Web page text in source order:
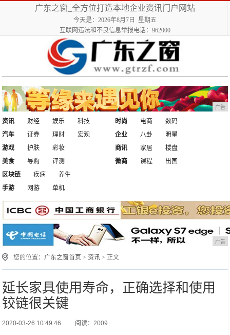
广东之窗_全方位打造本地企业资讯门户网站
今天是：2026年8月7日 星期五
互联网违法和不良信息举报电话：962000
广告
资讯 财经 娱乐
科技
汽车
证券 理财 宏观
时尚 电商
数码
企业
八卦
明星
游戏
护肤
彩妆
美食
导购 评测
商讯 家居
楼盘
微商
课程
出国
区块链
疾病
养生
手游
网游 单机
广告
您的位置： 广东之窗首页 >资讯 > 正文
延长家具使用寿命，正确选择和使用
铰链很关键
2020-03-26 10:49:46 阅读：2009